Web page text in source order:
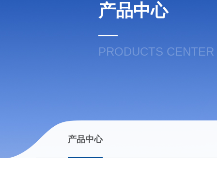
产品中心
PRODUCTS CENTER
产品中心